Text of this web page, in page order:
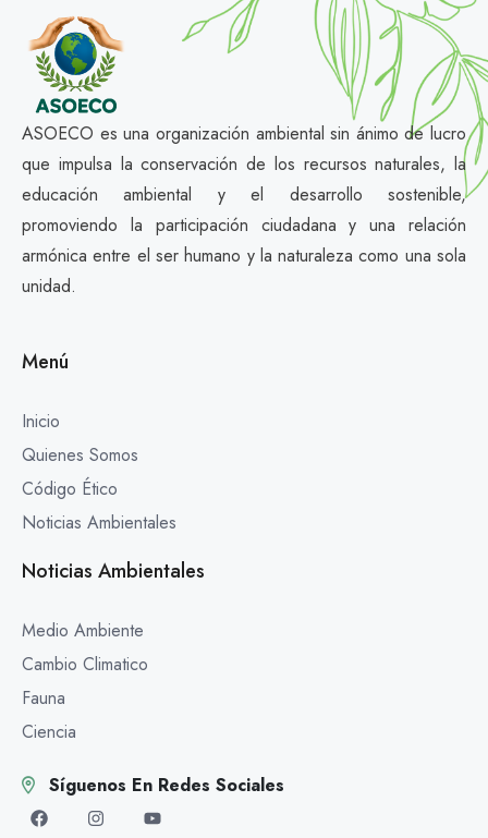
ASOECO es una organización ambiental sin ánimo de lucro
que impulsa la conservación de los recursos naturales, la
educación ambiental y el desarrollo sostenible,
promoviendo la participación ciudadana y una relación
armónica entre el ser humano y la naturaleza como una sola
unidad.
Menú
Inicio
Quienes Somos
Código Ético
Noticias Ambientales
Noticias Ambientales
Medio Ambiente
Cambio Climatico
Fauna
Ciencia
Síguenos En Redes Sociales